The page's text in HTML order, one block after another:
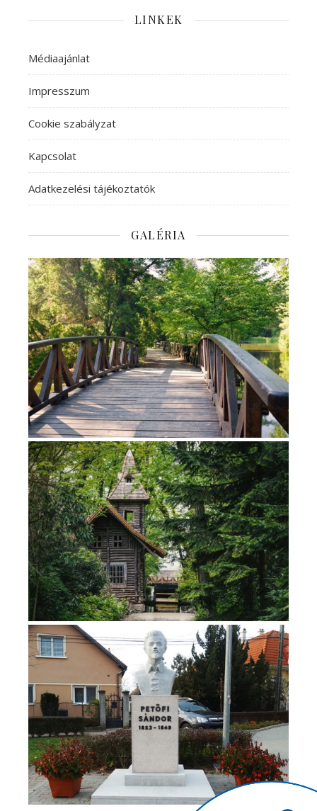
LINKEK
Médiaajánlat
Impresszum
Cookie szabályzat
Kapcsolat
Adatkezelési tájékoztatók
GALÉRIA